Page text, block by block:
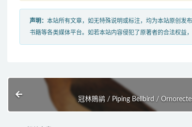
声明： 本站所有文章，如无特殊说明或标注，均为本站原创发
书籍等各类媒体平台。如若本站内容侵犯了原著者的合法权益
冠林鵙鹟 / Piping Bellbird /